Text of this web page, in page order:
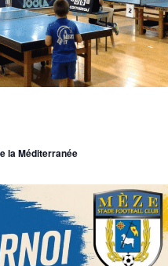
la Méditerranée